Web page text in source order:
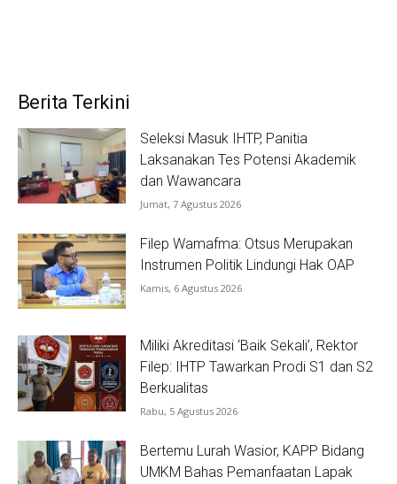
Berita Terkini
Seleksi Masuk IHTP, Panitia
Laksanakan Tes Potensi Akademik
dan Wawancara
Jumat, 7 Agustus 2026
Filep Wamafma: Otsus Merupakan
Instrumen Politik Lindungi Hak OAP
Kamis, 6 Agustus 2026
Miliki Akreditasi ‘Baik Sekali’, Rektor
Filep: IHTP Tawarkan Prodi S1 dan S2
Berkualitas
Rabu, 5 Agustus 2026
Bertemu Lurah Wasior, KAPP Bidang
UMKM Bahas Pemanfaatan Lapak